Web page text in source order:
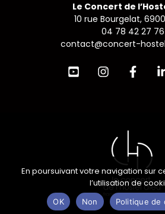
Le Concert de
10 rue Bourgelat,
04 78 42 27 76
contact@concert-
En poursuivant votre navigation sur
l’utilisation de
OK Non Politique de